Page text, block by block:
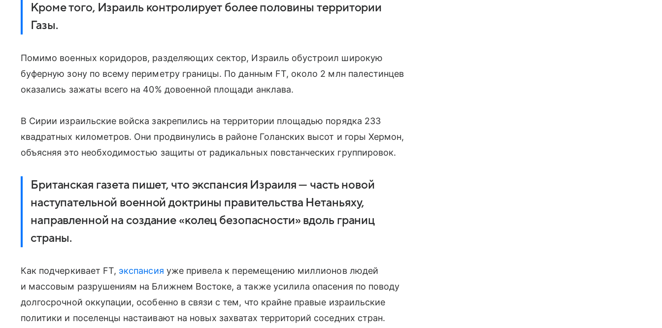
Кроме того, Израиль контролирует более половины территории
Газы.
Помимо военных коридоров, разделяющих сектор, Израиль обустроил широкую
буферную зону по всему периметру границы. По данным FT, около 2 млн палестинцев
оказались зажаты всего на 40% довоенной площади анклава.
В Сирии израильские войска закрепились на территории площадью порядка 233
квадратных километров. Они продвинулись в районе Голанских высот и горы Хермон,
объясняя это необходимостью защиты от радикальных повстанческих группировок.
Британская газета пишет, что экспансия Израиля — часть новой
наступательной военной доктрины правительства Нетаньяху,
направленной на создание «колец безопасности» вдоль границ
страны.
Как подчеркивает FT, экспансия уже привела к перемещению миллионов людей
и массовым разрушениям на Ближнем Востоке, а также усилила опасения по поводу
долгосрочной оккупации, особенно в связи с тем, что крайне правые израильские
политики и поселенцы настаивают на новых захватах территорий соседних стран.